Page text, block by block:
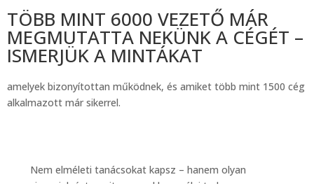
TÖBB MINT 6000 VEZETŐ MÁR
MEGMUTATTA NEKÜNK A CÉGÉT –
ISMERJÜK A MINTÁKAT
amelyek bizonyítottan működnek, és amiket több mint 1500 cég
alkalmazott már sikerrel.
Nem elméleti tanácsokat kapsz – hanem olyan